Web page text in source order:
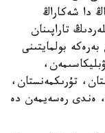
دا شەكاراڭ
تاراپىنان
بولمايتىنى
تۇرىكمەنستان،
ەندى رەسەيمەن دە